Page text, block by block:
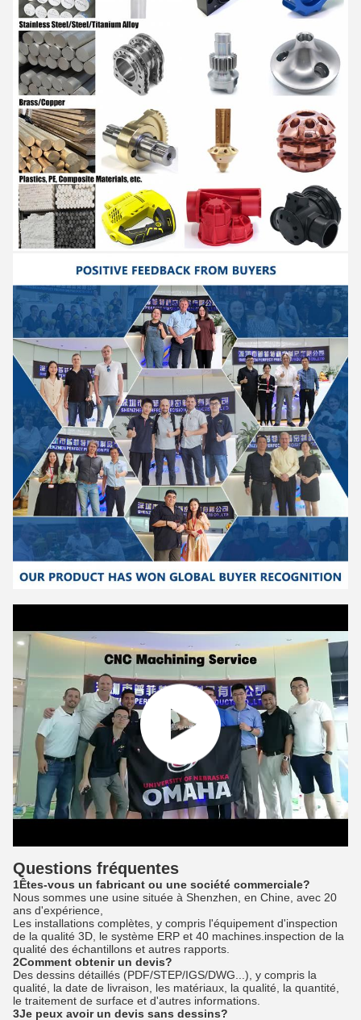
Questions fréquentes
1Êtes-vous un fabricant ou une société commerciale?
Nous sommes une usine située à Shenzhen, en Chine, avec 20
ans d'expérience,
Les installations complètes, y compris l'équipement d'inspection
de la qualité 3D, le système ERP et 40 machines.inspection de la
qualité des échantillons et autres rapports.
2Comment obtenir un devis?
Des dessins détaillés (PDF/STEP/IGS/DWG...), y compris la
qualité, la date de livraison, les matériaux, la qualité, la quantité,
le traitement de surface et d'autres informations.
3Je peux avoir un devis sans dessins?